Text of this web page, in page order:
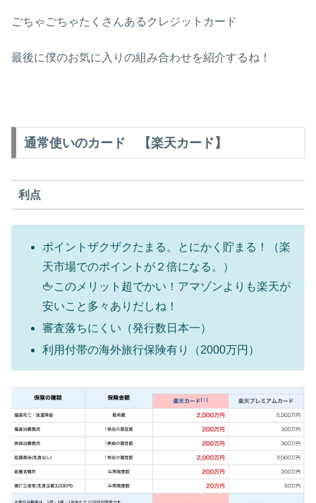
ごちゃごちゃたくさんあるクレジットカード
最後に僕のお気に入りの組み合わせを紹介するね！
通常使いのカード 【楽天カード】
利点
ポイントザクザクたまる。とにかく貯まる！（楽
天市場でのポイントが２倍になる。）
🖕このメリット超でかい！アマゾンよりも楽天が
安いこと多々ありだしね！
審査落ちにくい（発行数日本一）
利用付帯の海外旅行保険有り（2000万円）